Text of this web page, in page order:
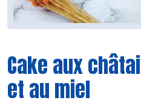
Cake aux
et au miel